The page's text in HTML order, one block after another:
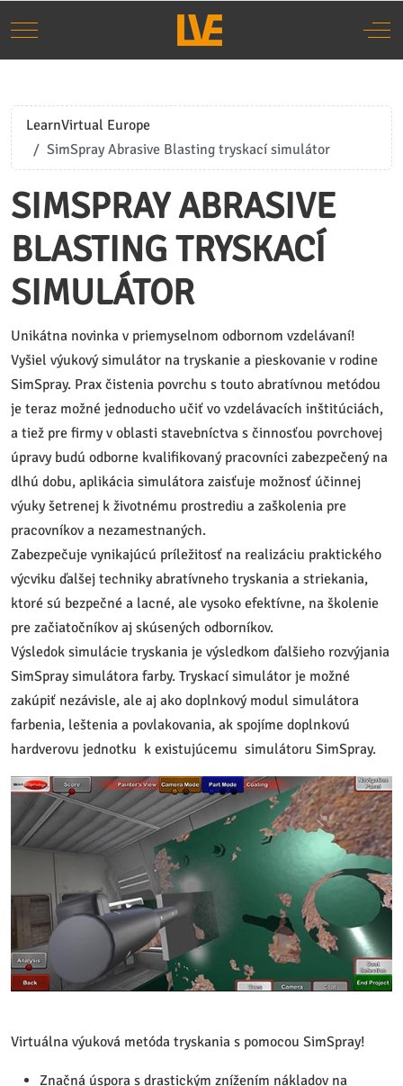
Mobile Menu Toggle Off-
LearnVirtual Europe
SimSpray Abrasive Blasting tryskací simulátor
SIMSPRAY ABRASIVE
BLASTING TRYSKACÍ
SIMULÁTOR
Unikátna novinka v priemyselnom odbornom vzdelávaní!
Vyšiel výukový simulátor na tryskanie a pieskovanie v rodine
SimSpray. Prax čistenia povrchu s touto abratívnou metódou
je teraz možné jednoducho učiť vo vzdelávacích inštitúciách,
a tiež pre firmy v oblasti stavebníctva s činnosťou povrchovej
úpravy budú odborne kvalifikovaný pracovníci zabezpečený na
dlhú dobu, aplikácia simulátora zaisťuje možnosť účinnej
výuky šetrenej k životnému prostrediu a zaškolenia pre
pracovníkov a nezamestnaných.
Zabezpečuje vynikajúcú príležitosť na realizáciu praktického
výcviku ďalšej techniky abratívneho tryskania a striekania,
ktoré sú bezpečné a lacné, ale vysoko efektívne, na školenie
pre začiatočníkov aj skúsených odborníkov.
Výsledok simulácie tryskania je výsledkom ďalšieho rozvýjania
SimSpray simulátora farby. Tryskací simulátor je možné
zakúpiť nezávisle, ale aj ako doplnkový modul simulátora
farbenia, leštenia a povlakovania, ak spojíme doplnkovú
hardverovu jednotku k existujúcemu simulátoru SimSpray.
Virtuálna výuková metóda tryskania s pomocou SimSpray!
Značná úspora s drastickým znížením nákladov na